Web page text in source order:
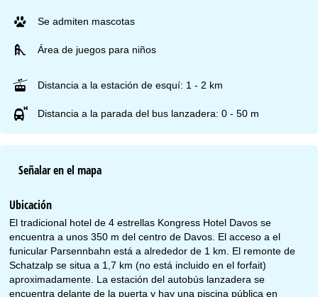
Se admiten mascotas
Área de juegos para niños
Distancia a la estación de esquí: 1 - 2 km
Distancia a la parada del bus lanzadera: 0 - 50 m
Señalar en el mapa
Ubicación
El tradicional hotel de 4 estrellas Kongress Hotel Davos se
encuentra a unos 350 m del centro de Davos. El acceso a el
funicular Parsennbahn está a alrededor de 1 km. El remonte de
Schatzalp se situa a 1,7 km (no está incluido en el forfait)
aproximadamente. La estación del autobús lanzadera se
encuentra delante de la puerta y hay una piscina pública en